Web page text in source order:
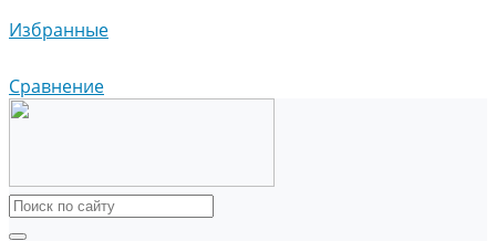
Избранные
Сравнение